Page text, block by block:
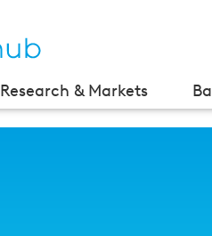
Research & Markets